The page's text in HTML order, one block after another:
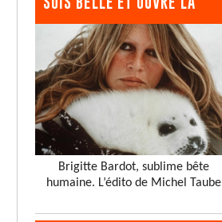
Brigitte Bardot, sublime bête
humaine. L’édito de Michel Taube